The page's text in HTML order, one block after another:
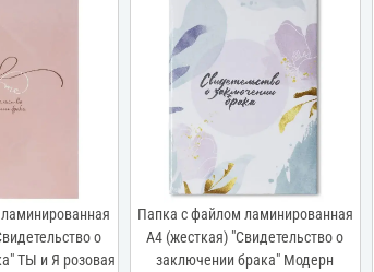
о
ТЫ и Я розовая
Папка с файлом ламинированная
А4 (жесткая) "Свидетельство о
заключении брака" Модерн